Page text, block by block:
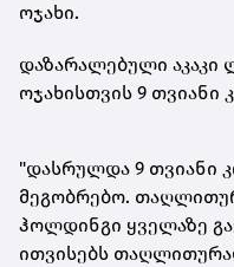
ოჯახი.
დაზარალებული აკაკი
ოჯახისთვის 9
"დასრულდა 9 თვიანი
მეგობრებო.
ჰოლდინგი ყველაზე
ითვისებს